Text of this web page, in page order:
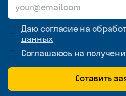
Даю согласие на
данных
Соглашаюсь на
Оставить